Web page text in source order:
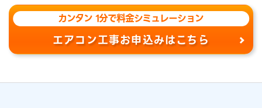
カンタン 1分で料金シミュレーション
エアコン工事お申込みはこちら